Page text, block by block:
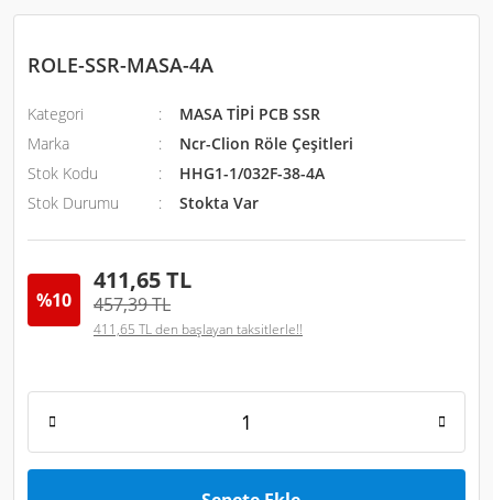
ROLE-SSR-MASA-4A
Kategori
MASA TİPİ PCB SSR
Marka
Ncr-Clion Röle Çeşitleri
Stok Kodu
HHG1-1/032F-38-4A
Stok Durumu
Stokta Var
%10
411,65 TL
457,39 TL
411,65 TL den başlayan taksitlerle!!